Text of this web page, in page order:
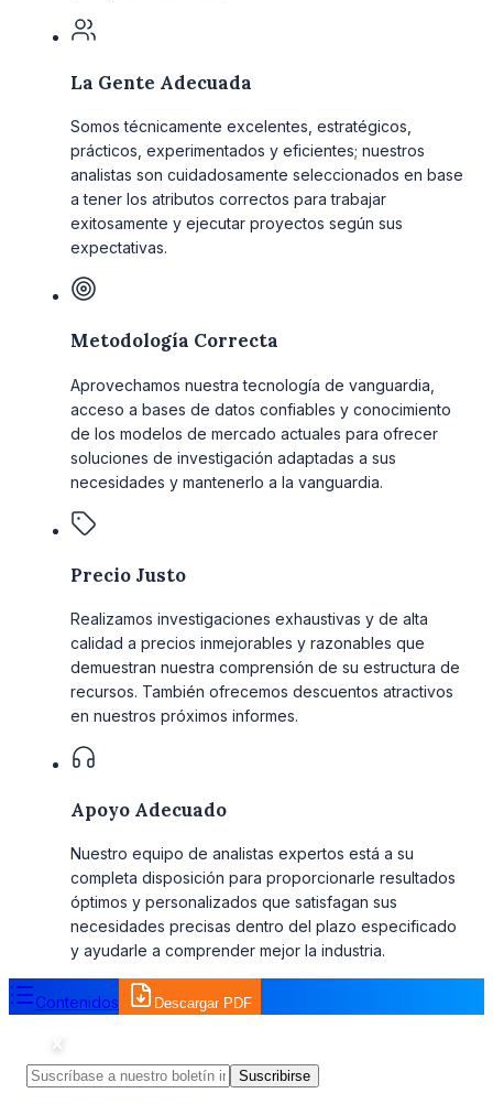
La Gente Adecuada
Somos técnicamente excelentes, estratégicos,
prácticos, experimentados y eficientes; nuestros
analistas son cuidadosamente seleccionados en base
a tener los atributos correctos para trabajar
exitosamente y ejecutar proyectos según sus
expectativas.
Metodología Correcta
Aprovechamos nuestra tecnología de vanguardia,
acceso a bases de datos confiables y conocimiento
de los modelos de mercado actuales para ofrecer
soluciones de investigación adaptadas a sus
necesidades y mantenerlo a la vanguardia.
Precio Justo
Realizamos investigaciones exhaustivas y de alta
calidad a precios inmejorables y razonables que
demuestran nuestra comprensión de su estructura de
recursos. También ofrecemos descuentos atractivos
en nuestros próximos informes.
Apoyo Adecuado
Nuestro equipo de analistas expertos está a su
completa disposición para proporcionarle resultados
óptimos y personalizados que satisfagan sus
necesidades precisas dentro del plazo especificado
y ayudarle a comprender mejor la industria.
Contenidos Descargar PDF
Suscribirse